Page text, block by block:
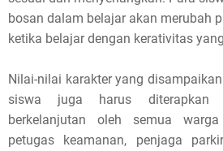
bosan dalam belajar akan merubah
ketika belajar dengan kerativitas
Nilai-nilai karakter yang
siswa juga harus diterapkan
berkelanjutan oleh semua
petugas keamanan, penjaga